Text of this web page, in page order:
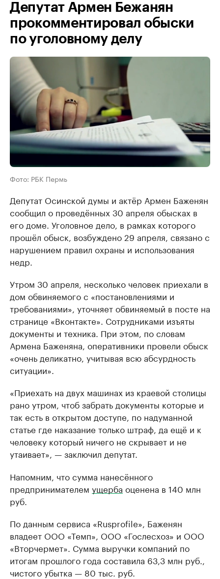
Депутат Армен Бежанян
прокомментировал обыски
по уголовному делу
Фото: РБК Пермь
Депутат Осинской думы и актёр Армен Баженян
сообщил о проведённых 30 апреля обысках в
его доме. Уголовное дело, в рамках которого
прошёл обыск, возбуждено 29 апреля, связано с
нарушением правил охраны и использования
недр.
Утром 30 апреля, несколько человек приехали в
дом обвиняемого с «постановлениями и
требованиями», уточняет обвиняемый в посте на
странице «Вконтакте». Сотрудниками изъяты
документы и техника. При этом, по словам
Армена Баженяна, оперативники провели обыск
«очень деликатно, учитывая всю абсурдность
ситуации».
«Приехать на двух машинах из краевой столицы
рано утром, чтоб забрать документы которые и
так есть в открытом доступе, по надуманной
статье где наказание только штраф, да ещё и к
человеку который ничего не скрывает и не
утаивает», — заключил депутат.
Напомним, что сумма нанесённого
предпринимателем ущерба оценена в 140 млн
руб.
По данным сервиса «Rusprofile», Баженян
владеет ООО «Темп», ООО «Гослесхоз» и ООО
«Вторчермет». Сумма выручки компаний по
итогам прошлого года составила 63,3 млн руб.,
чистого убытка — 80 тыс. руб.